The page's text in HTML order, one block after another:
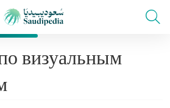
визуальным